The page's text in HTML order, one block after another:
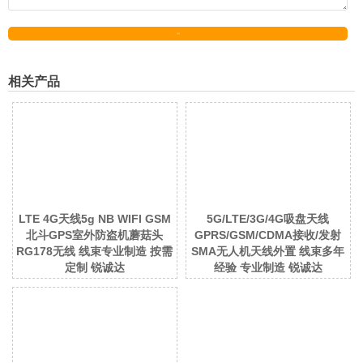
相关产品
LTE 4G天线5g NB WIFI GSM
北斗GPS室外防盗机蘑菇头
RG178无线 线束专业制造 按需
定制 锐诚达
5G/LTE/3G/4G吸盘天线
GPRS/GSM/CDMA接收/发射
SMA无人机天线外置 线束多年
经验 专业制造 锐诚达